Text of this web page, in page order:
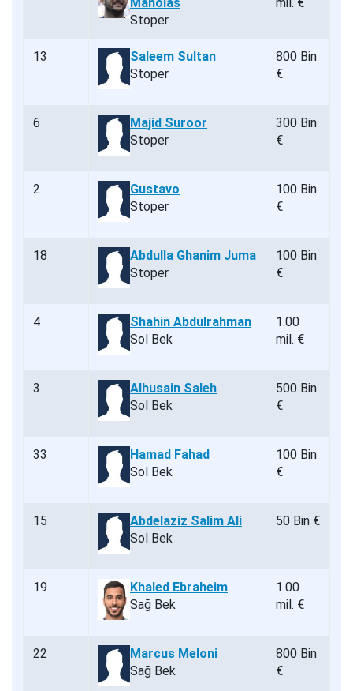
Stoper
13
Saleem Sultan
Stoper
800 Bin
€
6
Majid Suroor
Stoper
300 Bin
€
2
Gustavo
Stoper
100 Bin
€
18
Abdulla Ghanim Juma
Stoper
100 Bin
€
4
Shahin Abdulrahman
Sol Bek
1.00
mil. €
3
Alhusain Saleh
Sol Bek
500 Bin
€
33
Hamad Fahad
Sol Bek
100 Bin
€
15
Abdelaziz Salim Ali
Sol Bek
50 Bin €
19
Khaled Ebraheim
Sağ Bek
1.00
mil. €
22
Marcus Meloni
Sağ Bek
800 Bin
€